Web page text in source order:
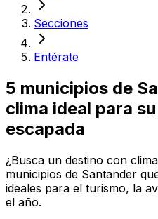
Secciones
Entérate
5 municipios de
clima ideal para
escapada
¿Busca un destino con
municipios de Santander
ideales para el turismo, la
el año.